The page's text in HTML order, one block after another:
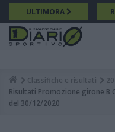
Salta
al
contenuto
principale
ULTIMORA
Breadcrumb
Classifiche e risultati
Risultati Promozione girone B
del 30/12/2020